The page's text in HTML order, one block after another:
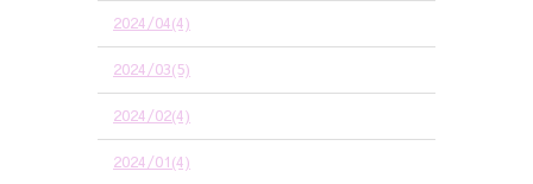
2024/04(4)
2024/03(5)
2024/02(4)
2024/01(4)